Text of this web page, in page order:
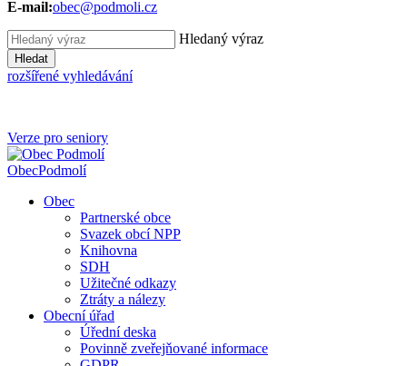
E-mail:obec@podmoli.cz
Hledaný výraz
Hledat
rozšířené vyhledávání
Verze pro seniory
ObecPodmolí
Obec
Partnerské obce
Svazek obcí NPP
Knihovna
SDH
Užitečné odkazy
Ztráty a nálezy
Obecní úřad
Úřední deska
Povinně zveřejňované informace